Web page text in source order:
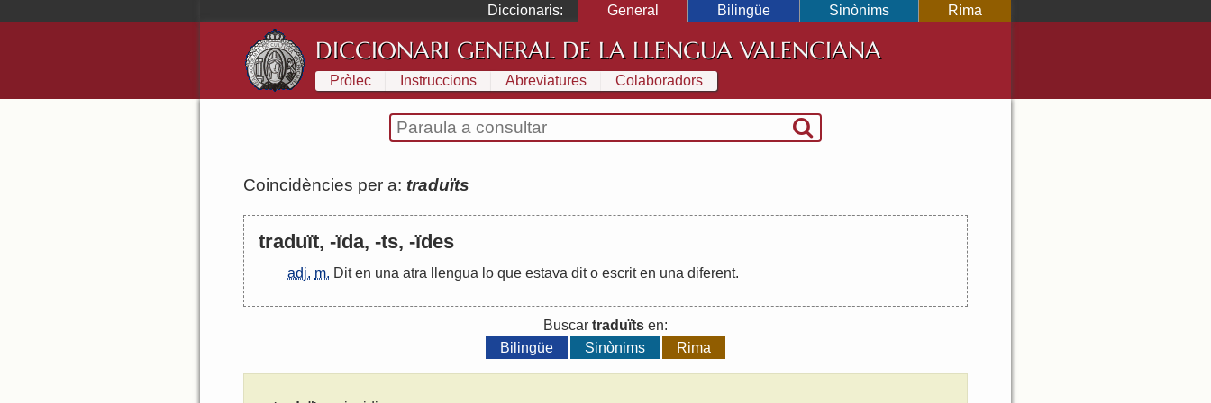
Diccionaris: General Bilingüe Sinònims Rima
DICCIONARI GENERAL DE LA LLENGUA VALENCIANA
Pròlec Instruccions Abreviatures Colaboradors
Coincidències per a: traduïts
traduït, -ïda, -ts, -ïdes
adj. m. Dit en una atra llengua lo que estava dit o escrit en una diferent.
Buscar traduïts en:
Bilingüe
Sinònims Rima